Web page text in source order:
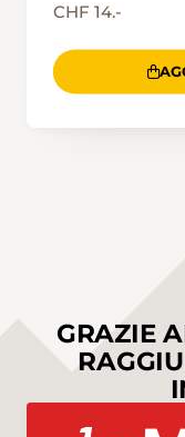
CHF 14.-
GRAZIE